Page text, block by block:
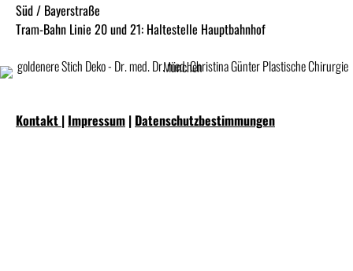
Süd / Bayerstraße
Tram-Bahn Linie 20 und 21: Haltestelle Hauptbahnhof
Kontakt | Impressum | Datenschutzbestimmungen